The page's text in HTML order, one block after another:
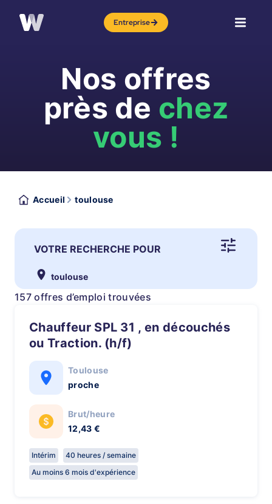
Entreprise
Nos offres
près de chez
vous !
Accueil toulouse
VOTRE RECHERCHE POUR
toulouse
157 offres d’emploi trouvées
Chauffeur SPL 31 , en découchés
ou Traction. (h/f)
Toulouse
proche
Brut/heure
12,43 €
Intérim
40 heures / semaine
Au moins 6 mois d'expérience